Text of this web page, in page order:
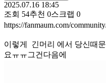
2025.07.16 18:45
조회 54추천 0스크랩 0
https://fanmaum.com/
이렇게 긴머리 에서 당신때
요ㅠㅠ그건다음에